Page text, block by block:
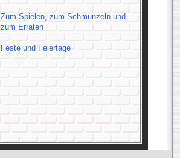
Zum Spielen, zum Schmunzeln und
zum Erraten
Feste und Feiertage